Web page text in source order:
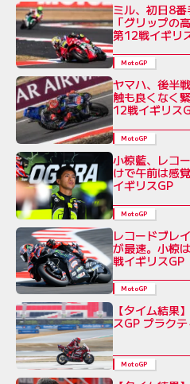
ミル、初日8
「グリップの
第12戦イギリ
MotoGP
ヤマハ、後半
触も良くなく
12戦イギリス
MotoGP
小椋藍、レコ
けで午前は感
イギリスGP
MotoGP
レコードブレ
が最速。小椋
戦イギリスGP
MotoGP
【タイム結
スGP プラク
MotoGP